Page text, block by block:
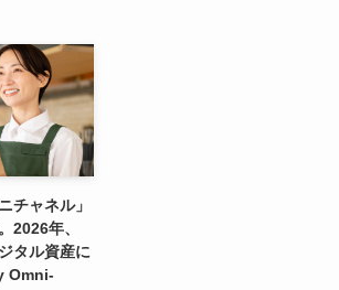
チャネル」
2026年、
タル資産に
Omni-